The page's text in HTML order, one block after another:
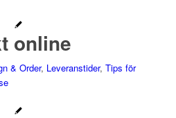
online
& Order, Leveranstider, Tips för